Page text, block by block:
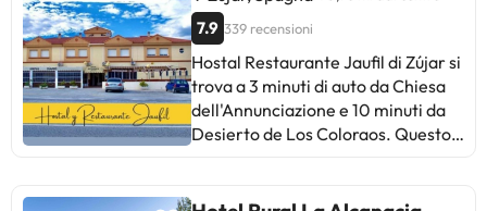
7.9 339 recensioni
Hostal Restaurante Jaufil di Zújar si
trova a 3 minuti di auto da Chiesa
dell'Annunciazione e 10 minuti da
Desierto de Los Coloraos. Questo
y Las Villas e 7,8 km da Spiaggia De